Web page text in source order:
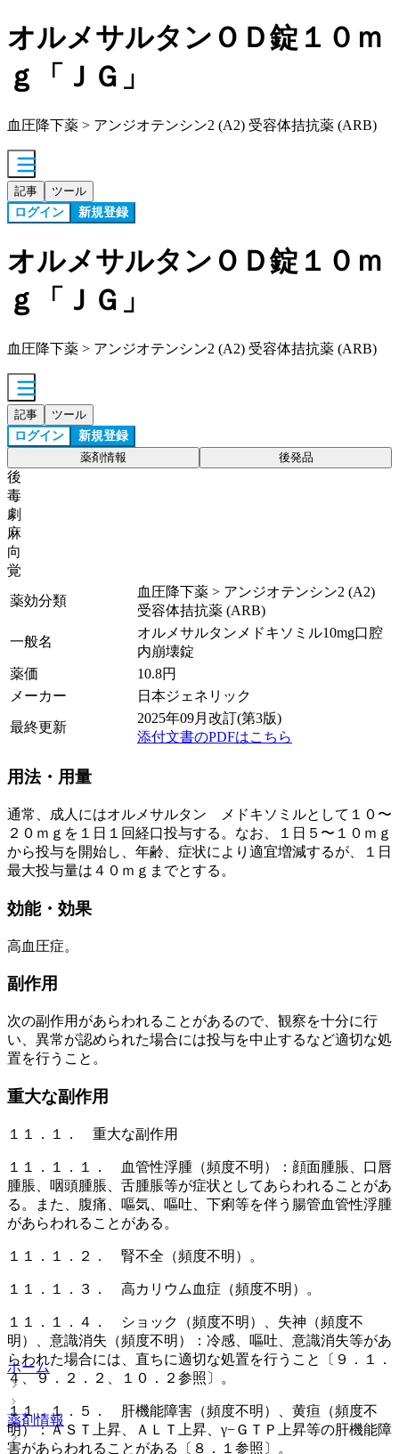
オルメサルタンＯＤ錠１０ｍ
ｇ「ＪＧ」
血圧降下薬 > アンジオテンシン2 (A2) 受容体拮抗薬 (ARB)
記事 ツール
ログイン 新規登録
オルメサルタンＯＤ錠１０ｍ
ｇ「ＪＧ」
血圧降下薬 > アンジオテンシン2 (A2) 受容体拮抗薬 (ARB)
記事 ツール
ログイン 新規登録
薬剤情報 後発品
後
毒
劇
麻
向
覚
薬効分類
血圧降下薬 > アンジオテンシン2 (A2)
受容体拮抗薬 (ARB)
一般名
オルメサルタンメドキソミル10mg口腔
内崩壊錠
薬価
10.8円
メーカー
日本ジェネリック
最終更新
2025年09月改訂(第3版)
添付文書のPDFはこちら
用法・用量
通常、成人にはオルメサルタン メドキソミルとして１０〜
２０ｍｇを１日１回経口投与する。なお、１日５〜１０ｍｇ
から投与を開始し、年齢、症状により適宜増減するが、１日
最大投与量は４０ｍｇまでとする。
効能・効果
高血圧症。
副作用
次の副作用があらわれることがあるので、観察を十分に行
い、異常が認められた場合には投与を中止するなど適切な処
置を行うこと。
重大な副作用
１１．１． 重大な副作用
１１．１．１． 血管性浮腫（頻度不明）：顔面腫脹、口唇
腫脹、咽頭腫脹、舌腫脹等が症状としてあらわれることがあ
る。また、腹痛、嘔気、嘔吐、下痢等を伴う腸管血管性浮腫
があらわれることがある。
１１．１．２． 腎不全（頻度不明）。
１１．１．３． 高カリウム血症（頻度不明）。
１１．１．４． ショック（頻度不明）、失神（頻度不
明）、意識消失（頻度不明）：冷感、嘔吐、意識消失等があ
らわれた場合には、直ちに適切な処置を行うこと〔９．１．
４、９．２．２、１０．２参照〕。
１１．１．５． 肝機能障害（頻度不明）、黄疸（頻度不
明）：ＡＳＴ上昇、ＡＬＴ上昇、γ−ＧＴＰ上昇等の肝機能障
害があらわれることがある〔８．１参照〕。
ホーム
薬剤情報